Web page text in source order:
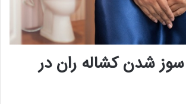
شدن کشاله ران در